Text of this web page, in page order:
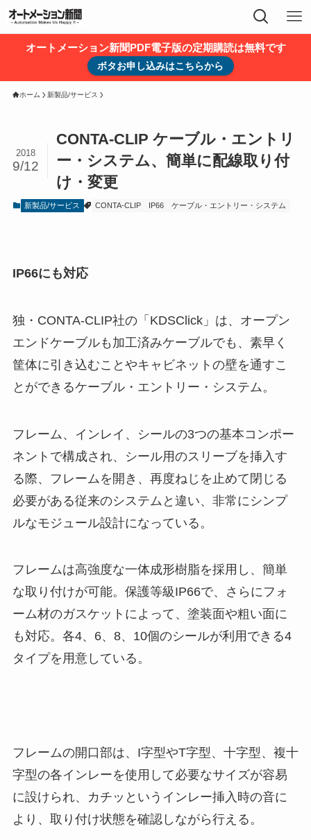
オートメーション新聞PDF電子版の定期購読は無料です
ボタお申し込みはこちらから
ホーム 新製品/サービス
CONTA-CLIP ケーブル・エントリ
ー・システム、簡単に配線取り付
け・変更
2018
9/12
新製品/サービス CONTA-CLIP IP66 ケーブル・エントリー・システム
IP66にも対応
独・CONTA-CLIP社の「KDSClick」は、オープン
エンドケーブルも加工済みケーブルでも、素早く
筐体に引き込むことやキャビネットの壁を通すこ
とができるケーブル・エントリー・システム。
フレーム、インレイ、シールの3つの基本コンポー
ネントで構成され、シール用のスリーブを挿入す
る際、フレームを開き、再度ねじを止めて閉じる
必要がある従来のシステムと違い、非常にシンプ
ルなモジュール設計になっている。
フレームは高強度な一体成形樹脂を採用し、簡単
な取り付けが可能。保護等級IP66で、さらにフォ
ーム材のガスケットによって、塗装面や粗い面に
も対応。各4、6、8、10個のシールが利用できる4
タイプを用意している。
フレームの開口部は、I字型やT字型、十字型、複十
字型の各インレーを使用して必要なサイズが容易
に設けられ、カチッというインレー挿入時の音に
より、取り付け状態を確認しながら行える。